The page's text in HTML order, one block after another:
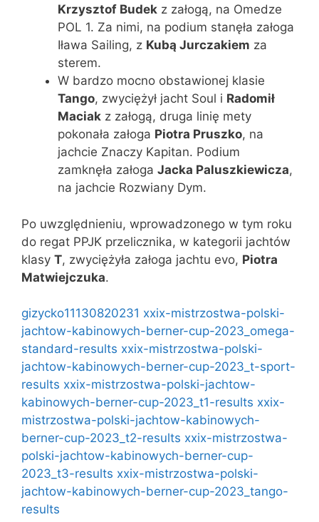
Krzysztof Budek z załogą, na Omedze
POL 1. Za nimi, na podium stanęła załoga
Iława Sailing, z Kubą Jurczakiem za
sterem.
W bardzo mocno obstawionej klasie
Tango, zwyciężył jacht Soul i Radomił
Maciak z załogą, druga linię mety
pokonała załoga Piotra Pruszko, na
jachcie Znaczy Kapitan. Podium
zamknęła załoga Jacka Paluszkiewicza,
na jachcie Rozwiany Dym.
Po uwzględnieniu, wprowadzonego w tym roku
do regat PPJK przelicznika, w kategorii jachtów
klasy T, zwyciężyła załoga jachtu evo, Piotra
Matwiejczuka.
gizycko11130820231 xxix-mistrzostwa-polski-
jachtow-kabinowych-berner-cup-2023_omega-
standard-results xxix-mistrzostwa-polski-
jachtow-kabinowych-berner-cup-2023_t-sport-
results xxix-mistrzostwa-polski-jachtow-
kabinowych-berner-cup-2023_t1-results xxix-
mistrzostwa-polski-jachtow-kabinowych-
berner-cup-2023_t2-results xxix-mistrzostwa-
polski-jachtow-kabinowych-berner-cup-
2023_t3-results xxix-mistrzostwa-polski-
jachtow-kabinowych-berner-cup-2023_tango-
results